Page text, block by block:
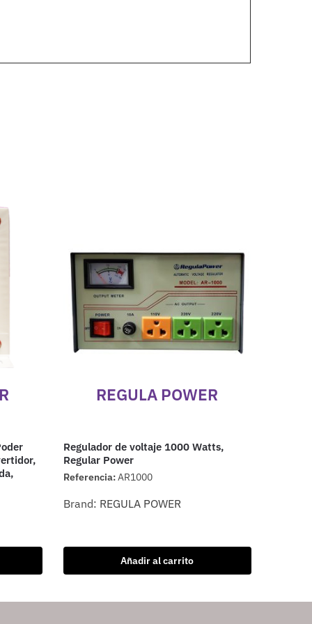
REGULA POWER
Regulador de voltaje 1000 Watts,
Regular Power
Referencia:AR1000
Brand: REGULA POWER
Añadir al carrito